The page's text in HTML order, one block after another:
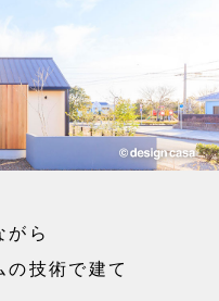
がら
の技術で建て